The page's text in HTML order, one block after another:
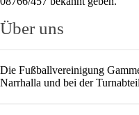
Über uns
Die Fußballvereinigung
Narrhalla und bei der